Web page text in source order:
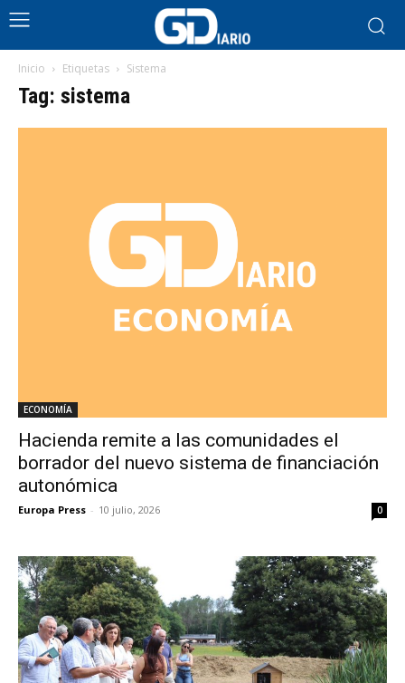
Inicio Etiquetas Sistema
Tag: sistema
ECONOMÍA
Hacienda remite a las comunidades el
borrador del nuevo sistema de financiación
autonómica
Europa Press - 10 julio, 2026 0